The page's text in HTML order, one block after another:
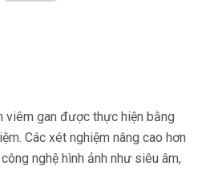
viêm gan được thực hiện bằng
Các xét nghiệm nâng cao hơn
nghệ hình ảnh như siêu âm,